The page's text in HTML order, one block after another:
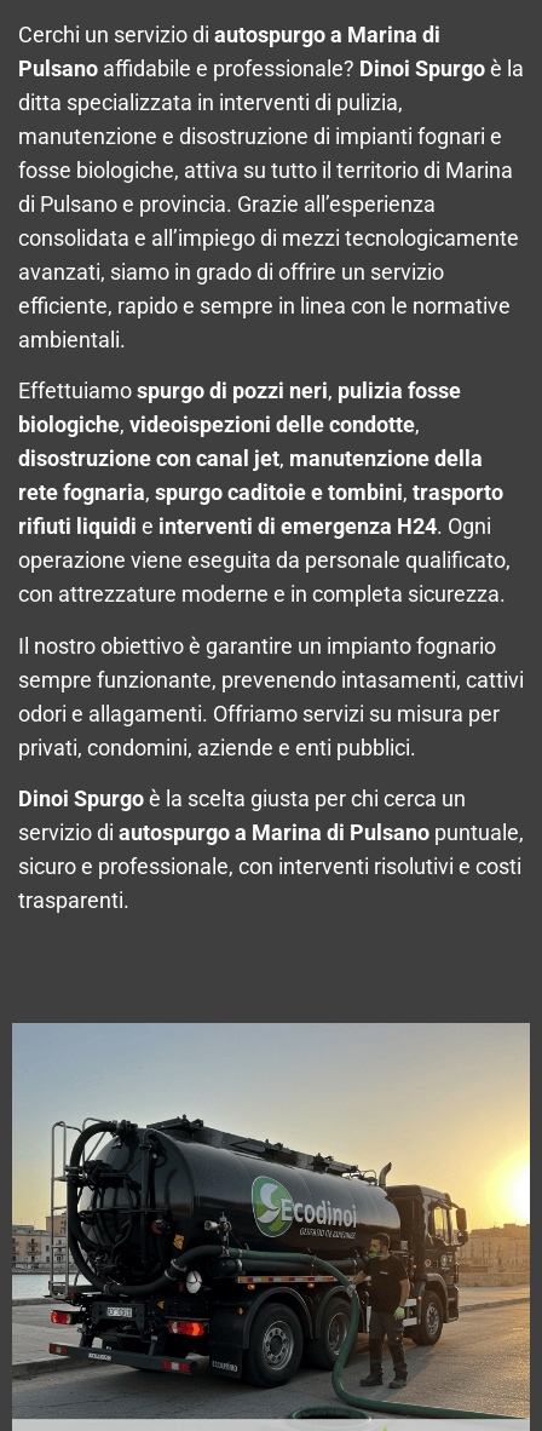
Cerchi un servizio di autospurgo a Marina di
Pulsano affidabile e professionale? Dinoi Spurgoè la
ditta specializzata in interventi di pulizia,
manutenzione e disostruzione di impianti fognari e
fosse biologiche, attiva su tutto il territorio di Marina
di Pulsano e provincia. Grazie all’esperienza
consolidata e all’impiego di mezzi tecnologicamente
avanzati, siamo in grado di offrire un servizio
efficiente, rapido e sempre in linea con le normative
ambientali.
Effettuiamospurgo di pozzi neri, pulizia fosse
biologiche, videoispezioni delle condotte,
disostruzione con canal jet, manutenzione della
rete fognaria, spurgo caditoie e tombini, trasporto
rifiuti liquidi e interventi di emergenza H24. Ogni
operazione viene eseguita da personale qualificato,
con attrezzature moderne e in completa sicurezza.
Il nostro obiettivo è garantire un impianto fognario
sempre funzionante, prevenendo intasamenti, cattivi
odori e allagamenti. Offriamo servizi su misura per
privati, condomini, aziende e enti pubblici.
Dinoi Spurgoè la scelta giusta per chi cerca un
servizio di autospurgo a Marina di Pulsano puntuale,
sicuro e professionale, con interventi risolutivi e costi
trasparenti.